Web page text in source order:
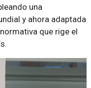
una
y ahora adaptada
que rige el